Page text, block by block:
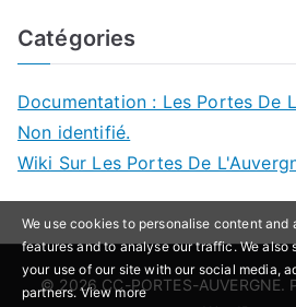
Catégories
Documentation : Les Portes De
Non identifié.
Wiki Sur Les Portes De
© 2026 CC-PORTES-AUVERGNE.
We use cookies to personalise content and
features and to analyse our traffic. We also
your use of our site with our social media,
partners.View more